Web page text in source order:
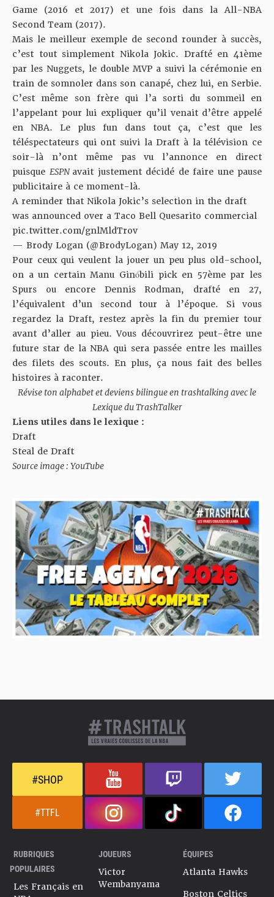
Game (2016 et 2017) et une fois dans la All-NBA
Second Team (2017).
Mais le meilleur exemple de second rounder à succès,
c’est tout simplement Nikola Jokic. Drafté en 41ème
par les Nuggets, le double MVP a suivi la cérémonie en
train de somnoler dans son canapé, chez lui, en Serbie.
C’est même son frère qui l’a sorti du sommeil en
l’appelant pour lui expliquer qu’il venait d’être appelé
en NBA. Le plus fun dans tout ça, c’est que les
téléspectateurs qui ont suivi la Draft à la télévision ce
soir-là n’ont même pas vu l’annonce en direct
puisque ESPN avait justement décidé de faire une pause
publicitaire à ce moment-là.
A reminder that Nikola Jokic’s selection in the draft
was announced over a Taco Bell Quesarito commercial
pic.twitter.com/gnlMldTrov
— Brody Logan (@BrodyLogan) May 12, 2019
Pour ceux qui veulent la jouer un peu plus old-school,
on a un certain Manu Ginóbili pick en 57ème par les
Spurs ou encore Dennis Rodman, drafté en 27,
l’équivalent d’un second tour à l’époque. Si vous
regardez la Draft, restez après la fin du premier tour
avant d’aller au pieu. Vous découvrirez peut-être une
future star de la NBA qui sera passée entre les mailles
des filets des scouts. En plus, ça nous fait des belles
histoires à raconter.
Révise ton alphabet et deviens bilingue en trashtalking avec le
Lexique du TrashTalker
Liens utiles dans le lexique :
Draft
Steal de Draft
Source image : YouTube
#SHOP
#TTFL
RUBRIQUES
POPULAIRES
Les Français en
JOUEURS
Victor
Wembanyama
ÉQUIPES
Atlanta Hawks
Boston Celtics